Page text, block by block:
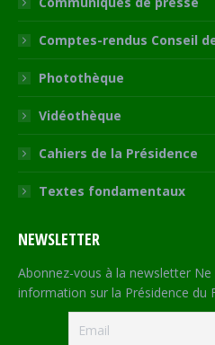
Comptes-rendus Conseil
Photothèque
Vidéothèque
Cahiers de la Présidence
Textes fondamentaux
NEWSLETTER
Abonnez-vous à la newsletter
information sur la Présidence du